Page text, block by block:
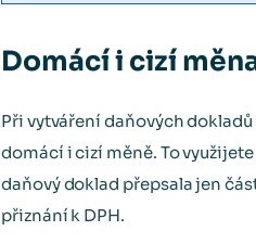
Domácí i cizí
Při vytváření daňových
domácí i cizí měně. To
daňový doklad přepsala jen
přiznání k DPH.